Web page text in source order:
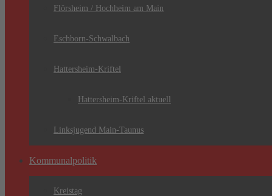
Flörsheim / Hochheim am Main
Eschborn-Schwalbach
Hattersheim-Kriftel
Hattersheim-Kriftel aktuell
Linksjugend Main-Taunus
Kommunalpolitik
Kreistag